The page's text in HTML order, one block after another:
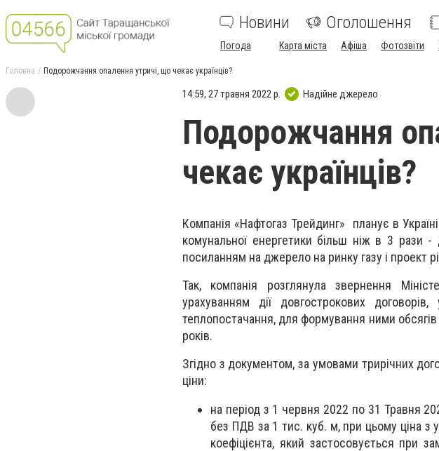
Новини Оголошення
Погода Карта міста Афіша Фотозвіти
Головна Подорожчання опалення утричі, що чекає українців?
14:59, 27 травня 2022 р. Надійне джерело
Подорожчання
чекає українців?
Компанія «Нафтогаз Трейдинг» планує в
комунальної енергетики більш ніж в 3
посиланням на джерело на ринку газу і проект
Так, компанія розглянула звернення
урахуванням дії довгострокових
теплопостачання, для формування ними
років.
Згідно з документом, за умовами трирічних
ціни:
на період з 1 червня 2022 по 31 Травня
без ПДВ за 1 тис. куб. м, при цьому ціна з
коефіцієнта, який застосовується при